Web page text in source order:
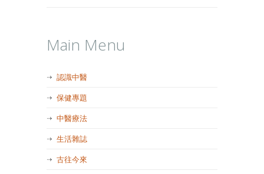
Main Menu
認識中醫
保健專題
中醫療法
生活雜誌
古往今來